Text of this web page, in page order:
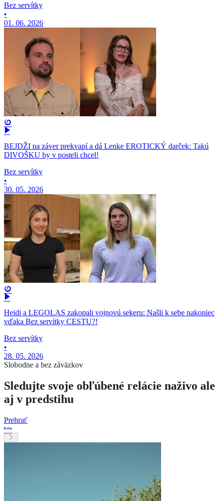
Bez servítky
•
01. 06. 2026
BEJDŽI na záver prekvapí a dá Lenke EROTICKÝ darček: Takú
DIVOŠKU by v posteli chcel!
Bez servítky
•
30. 05. 2026
Heidi a LEGOLAS zakopali vojnovú sekeru: Našli k sebe nakoniec
vďaka Bez servítky CESTU?!
Bez servítky
•
28. 05. 2026
Slobodne a bez záväzkov
Sledujte svoje obľúbené relácie naživo ale
aj v predstihu
Prehrať